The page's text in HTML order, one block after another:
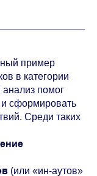
пример
в категории
анализ помог
сформировать
Среди таких
(или «ин-аутов»